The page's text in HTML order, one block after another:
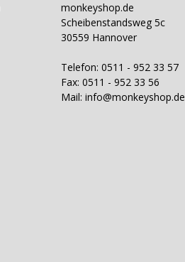
monkeyshop.de
Scheibenstandsweg 5c
30559 Hannover
Telefon: 0511 - 952 33 57
Fax: 0511 - 952 33 56
Mail: info@monkeyshop.de